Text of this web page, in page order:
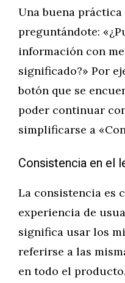
Una buena
preguntándote:
información con
significado?» Por
botón que se
poder continuar
simplificarse a
Consistencia en el
La consistencia es
experiencia de
significa usar los
referirse a las
en todo el